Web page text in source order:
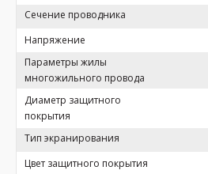
Сечение проводника
Напряжение
Параметры жилы
многожильного провода
Диаметр защитного
покрытия
Тип экранирования
Цвет защитного покрытия